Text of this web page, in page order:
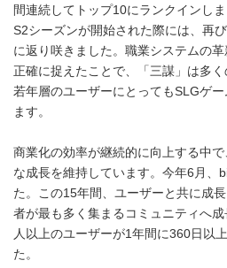
間連続してトップ10にランクインし
S2シーズンが開始された際には、再
に返り咲きました。職業システムの
正確に捉えたことで、「三謀」は多く
若年層のユーザーにとってもSLGゲ
ます。
商業化の効率が継続的に向上する中
な成長を維持しています。今年6月、
た。この15年間、ユーザーと共に成
者が最も多く集まるコミュニティへ
人以上のユーザーが1年間に360日以
た。